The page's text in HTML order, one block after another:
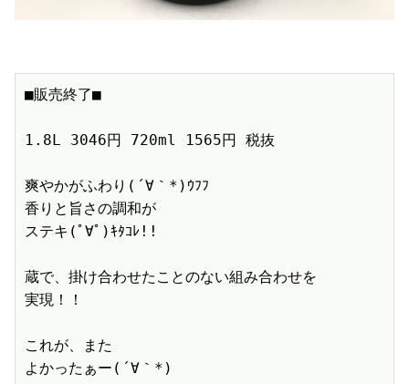
■販売終了■
1.8L 3046円 720ml 1565円 税抜
爽やかがふわり(´∀｀*)ｳﾌﾌ
香りと旨さの調和が
ステキ(ﾟ∀ﾟ)ｷﾀｺﾚ!!
蔵で、掛け合わせたことのない組み合わせを
実現！！
これが、また
よかったぁー(´∀｀*)